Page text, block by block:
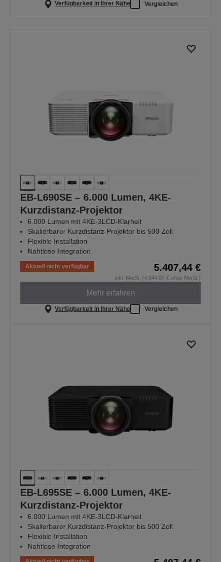
Verfügbarkeit in Ihrer Nähe Vergleichen
EB-L690SE – 6.000 Lumen, 4KE-
Kurzdistanz-Projektor
6.000 Lumen mit 4KE-3LCD-Klarheit
Skalierbarer Kurzdistanz-Projektor bis 500 Zoll
Flexible Installation
Nahtlose Integration
Aktuell nicht verfügbar 5.407,44 €
inkl. MwSt. (4.544,07 € ohne MwSt.)
Mehr erfahren
Verfügbarkeit in Ihrer Nähe Vergleichen
EB-L695SE – 6.000 Lumen, 4KE-
Kurzdistanz-Projektor
6.000 Lumen mit 4KE-3LCD-Klarheit
Skalierbarer Kurzdistanz-Projektor bis 500 Zoll
Flexible Installation
Nahtlose Integration